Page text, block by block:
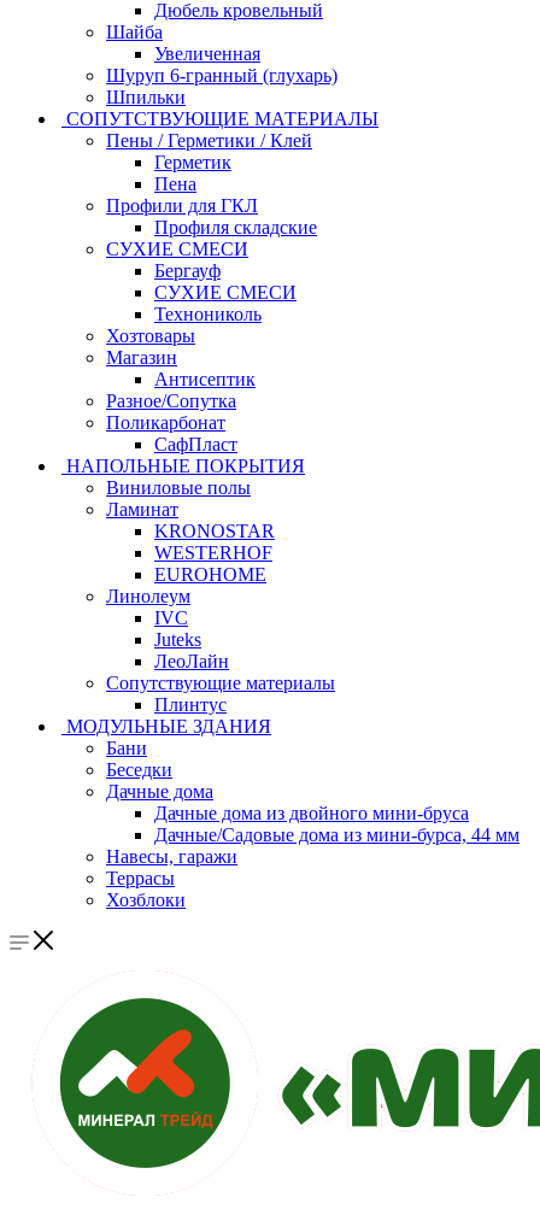
Дюбель кровельный
Шайба
Увеличенная
Шуруп 6-гранный (глухарь)
Шпильки
СОПУТСТВУЮЩИЕ МАТЕРИАЛЫ
Пены / Герметики / Клей
Герметик
Пена
Профили для ГКЛ
Профиля складские
СУХИЕ СМЕСИ
Бергауф
СУХИЕ СМЕСИ
Технониколь
Хозтовары
Магазин
Антисептик
Разное/Сопутка
Поликарбонат
СафПласт
НАПОЛЬНЫЕ ПОКРЫТИЯ
Виниловые полы
Ламинат
KRONOSTAR
WESTERHOF
EUROHOME
Линолеум
IVC
Juteks
ЛеоЛайн
Сопутствующие материалы
Плинтус
МОДУЛЬНЫЕ ЗДАНИЯ
Бани
Беседки
Дачные дома
Дачные дома из двойного мини-бруса
Дачные/Садовые дома из мини-бурса, 44 мм
Навесы, гаражи
Террасы
Хозблоки